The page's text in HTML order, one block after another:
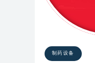
制药设备